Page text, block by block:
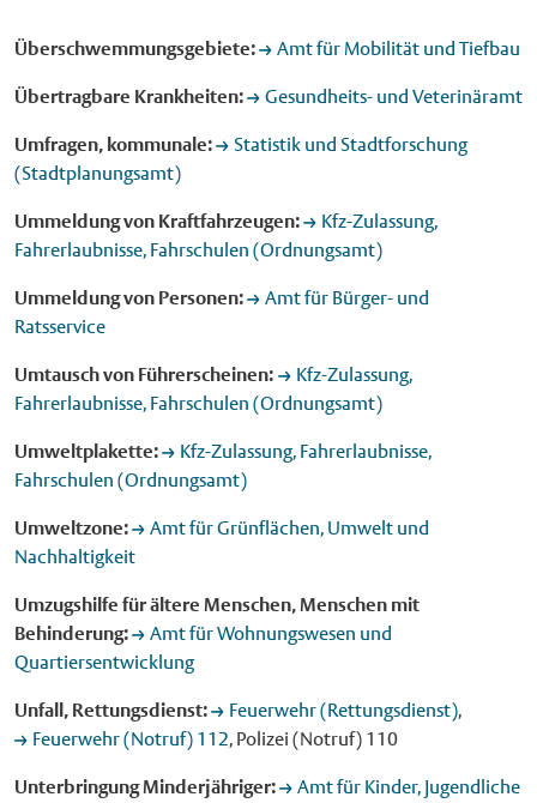
Überschwemmungsgebiete: Amt für Mobilität und Tiefbau
Übertragbare Krankheiten: Gesundheits- und Veterinäramt
Umfragen, kommunale:
Statistik und Stadtforschung
(Stadtplanungsamt)
Ummeldung von Kraftfahrzeugen:
Kfz-Zulassung,
Fahrerlaubnisse, Fahrschulen (Ordnungsamt)
Ummeldung von Personen:
Amt für Bürger- und
Ratsservice
Umtausch von Führerscheinen:
Kfz-Zulassung,
Fahrerlaubnisse, Fahrschulen (Ordnungsamt)
Umweltplakette:
Kfz-Zulassung, Fahrerlaubnisse,
Fahrschulen (Ordnungsamt)
Umweltzone:
Amt für Grünflächen, Umwelt und
Nachhaltigkeit
Umzugshilfe für ältere Menschen, Menschen mit
Behinderung:
Amt für Wohnungswesen und
Quartiersentwicklung
Unfall, Rettungsdienst: Feuerwehr (Rettungsdienst),
Feuerwehr (Notruf) 112, Polizei (Notruf) 110
Unterbringung Minderjähriger:
Amt für Kinder, Jugendliche